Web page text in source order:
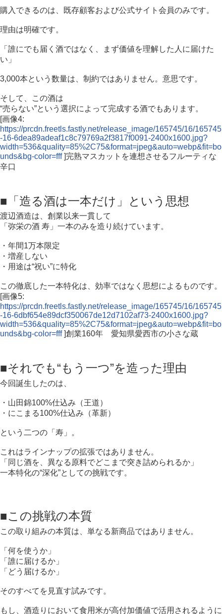
購入できるのは、既存顧客および公式サイト会員のみです。
理由は明確です。
「誰にでも届く酒ではなく、まず価値を理解した人に届けた
い」
3,000本という数量は、制約ではありません。意思です。
そして、この酒は
“売らない”という選択によって完成する酒でもあります。
[画像4:
https://prcdn.freetls.fastly.net/release_image/165745/16/165745
-16-6dea89adeaf1c8c79769a2f3817f0091-2400x1600.jpg?
width=536&quality=85%2C75&format=jpeg&auto=webp&fit=bo
unds&bg-color=fff]完熟マスカットを連想させるフルーティな
辛口
■「造る酒は一本だけ」という思想
渡辺酒造は、創業以来一貫して
「弥栄の酒 寿」一本のみを造り続けています。
・年間1万本限定
・増産しない
・用途は“祝い”に特化
この徹底した一本特化は、効率ではなく思想によるものです。
[画像5:
https://prcdn.freetls.fastly.net/release_image/165745/16/165745
-16-6dbf654e89dcf350067de12d7102af73-2400x1600.jpg?
width=536&quality=85%2C75&format=jpeg&auto=webp&fit=bo
unds&bg-color=fff]創業160年 愛知県愛西市の小さな蔵
■それでも“もう一つ”を造った理由
今回誕生したのは、
・山田錦100%仕込み（王道）
・にこまる100%仕込み（革新）
という二つの「寿」。
これはラインナップの拡張ではありません。
「同じ酒を、異なる原料でどこまで突き詰められるか」
一本特化の“深化”としての挑戦です。
■この挑戦の本質
この取り組みの本質は、単なる新商品ではありません。
「何を使うか」
「誰に届けるか」
「どう届けるか」
そのすべてを見直す試みです。
もし、酒造りにおいて食用米が高付加価値で活用されるように